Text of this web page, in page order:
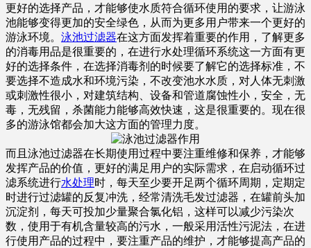
更好的选择产品，才能够使水质符合循环使用的要求，让游泳
池能够变得更加的安全绿色，从而为更多用户带来一个更好的
游泳环境。 泳池过滤器在这方面发挥着重要的作用，了解更多
的消毒用品是很重要的，在进行水处理循环系统这一方面有更
好的选择条件，在选择消毒剂的时候要了解它的选择标准，不
要选择不造成水和环境污染，不改变池水水质，对人体无刺激
或刺激性很小，对建筑结构、设备和管道腐蚀性小，安全，无
毒，无残留，杀菌能力能够高效快速，这是很重要的。现在很
多的游泳馆都会加大这方面的管理力度。
而且泳池过滤器在长期使用过程中要注重维修和保养，才能够
发挥产品的价值，更好的满足用户的实际需求，在启动循环过
滤系统进行水处理时，每天至少要开足两个循环周期，定期定
时进行过滤罐的反复冲洗，经常清洗毛发过滤器，在罐前头加
沉淀剂，每天可投加少量聚合氯化铝，这样可以减少污染次
数，使用于有机含量较高的污水，一般采用活性污泥法，在进
行使用产品的过程中，要注重产品的维护，才能够提高产品的